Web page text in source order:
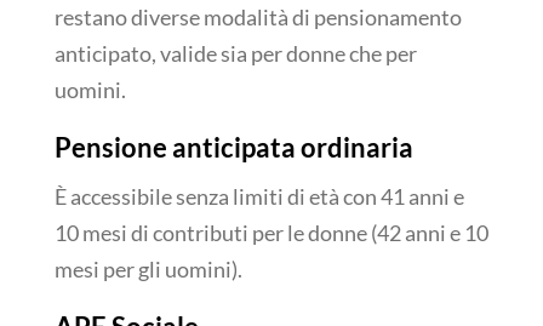
restano diverse modalità di pensionamento
anticipato, valide sia per donne che per
uomini.
Pensione anticipata ordinaria
È accessibile senza limiti di età con 41 anni e
10 mesi di contributi per le donne (42 anni e 10
mesi per gli uomini).